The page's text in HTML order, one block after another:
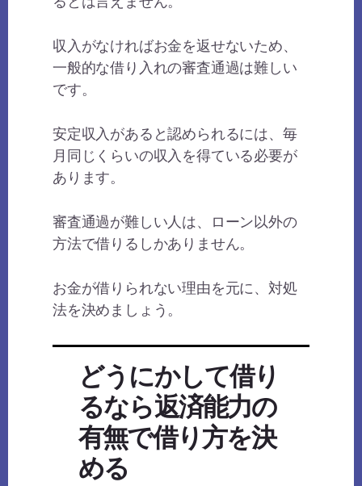
収入がなければお金を返せないため、
一般的な借り入れの審査通過は難しい
です。
安定収入があると認められるには、毎
月同じくらいの収入を得ている必要が
あります。
審査通過が難しい人は、ローン以外の
方法で借りるしかありません。
お金が借りられない理由を元に、対処
法を決めましょう。
どうにかして借り
るなら返済能力の
有無で借り方を決
める